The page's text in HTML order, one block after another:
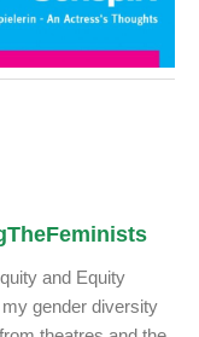
and Equity
gender diversity